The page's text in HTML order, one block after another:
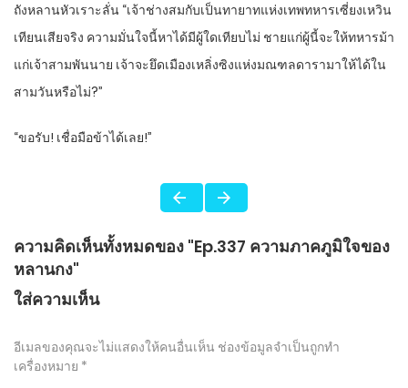
ถังหลานหัวเราะลั่น “เจ้าช่างสมกับเป็นทายาทแห่งเทพทหารเซี่ยงเหวิน
เทียนเสียจริง ความมั่นใจนี้หาได้มีผู้ใดเทียบไม่ ชายแก่ผู้นี้จะให้ทหารม้า
แก่เจ้าสามพันนาย เจ้าจะยึดเมืองเหลิ่งซิงแห่งมณฑลดารามาให้ได้ใน
สามวันหรือไม่?”
“ขอรับ! เชื่อมือข้าได้เลย!”
ความคิดเห็นทั้งหมดของ "Ep.337 ความภาคภูมิใจของ
หลานกง"
ใส่ความเห็น
อีเมลของคุณจะไม่แสดงให้คนอื่นเห็น ช่องข้อมูลจำเป็นถูกทำ
เครื่องหมาย *